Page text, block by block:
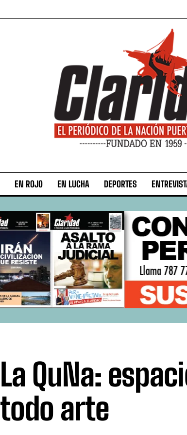
EN ROJO EN LUCHA DEPORTES
La QuNa:
todo arte